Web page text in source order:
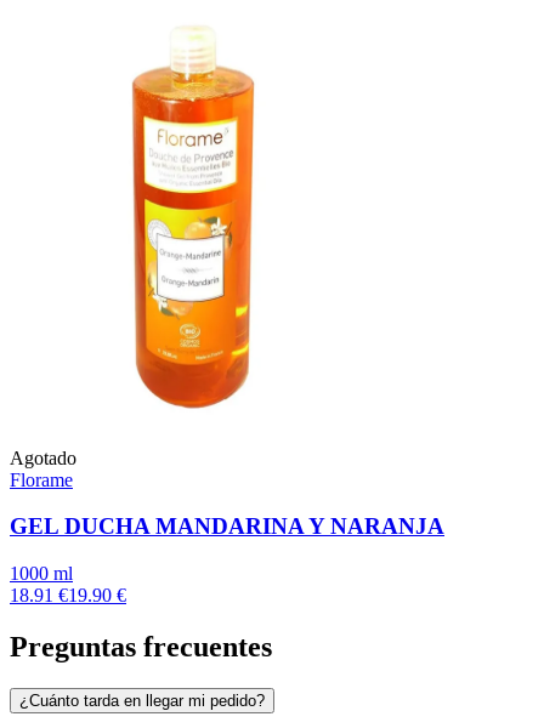
Agotado
Florame
GEL DUCHA MANDARINA Y NARANJA
1000 ml
18.91 €19.90 €
Preguntas frecuentes
¿Cuánto tarda en llegar mi pedido?